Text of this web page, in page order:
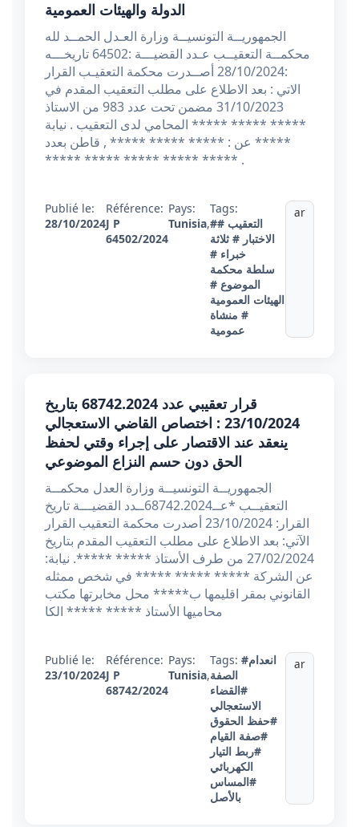
الدولة والهيئات العمومية
الجمهوريــة التونسيــة وزارة العـدل الحمــد لله
محكمــة التعقيــب عـدد القضيـــة :64502 تاريخـــه
:28/10/2024 أصــدرت محكمة التعقيـب القرار
الاتي : بعد الاطلاع على مطلب التعقيب المقدم في
31/10/2023 مضمن تحت عدد 983 من الاستاذ
***** ***** ***** المحامي لدى التعقيب . نيابة
عن : ***** ***** ***** , قاطن بعدد *****
***** ***** ***** ***** ***** .
Publié le:
28/10/2024
Référence:
J P
64502/2024
Pays:
Tunisia,
Tags:
#التعقيب #
الاختبار # ثلاثة
خبراء #
سلطة محكمة
الموضوع #
الهيئات العمومية
# منشاة
عمومية
ar
قرار تعقيبي عدد 68742.2024 بتاريخ
23/10/2024 : اختصاص القاضي الاستعجالي
ينعقد عند الاقتصار على إجراء وقتي لحفظ
الحق دون حسم النزاع الموضوعي
الجمهوريــة التونسيــة وزارة العدل محكمــة
التعقيــب *عــ68742.2024ــدد القضيـــة تاريخ
القرار: 23/10/2024 أصدرت محكمة التعقيب القرار
الآتي: بعد الاطلاع على مطلب التعقيب المقدم بتاريخ
27/02/2024 من طرف الأستاذ ***** *****. نيابة:
عن الشركة ***** ***** ***** في شخص ممثله
القانوني بمقر اقليمها ب***** محل مخابرتها مكتب
محاميها الأستاذ ***** ***** الكا
Publié le:
23/10/2024
Référence:
J P
68742/2024
Pays:
Tunisia,
Tags: #انعدام
الصفة
#القضاء
الاستعجالي
#حفظ الحقوق
#صفة القيام
#ربط التيار
الكهربائي
#المساس
بالأصل
ar